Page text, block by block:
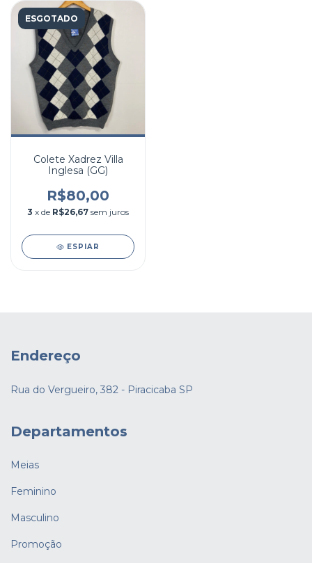
ESGOTADO
Colete Xadrez Villa
Inglesa (GG)
R$80,00
3 x de R$26,67 sem juros
ESPIAR
Endereço
Rua do Vergueiro, 382 - Piracicaba SP
Departamentos
Meias
Feminino
Masculino
Promoção